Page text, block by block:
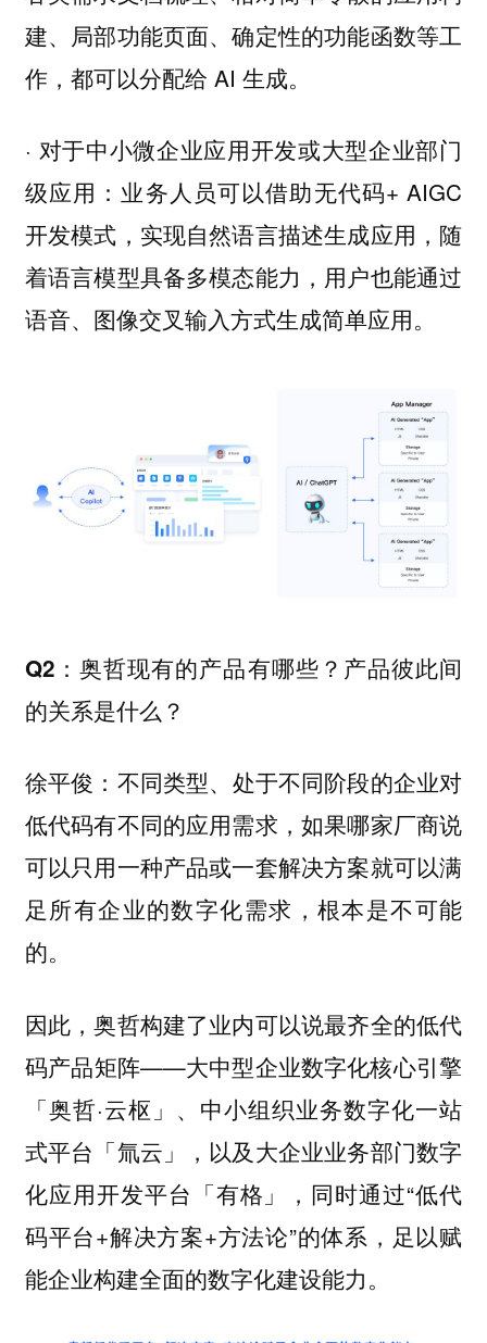
建、局部功能页面、确定性的功能函数等工
作，都可以分配给 AI 生成。
· 对于中小微企业应用开发或大型企业部门
级应用：业务人员可以借助无代码+ AIGC
开发模式，实现自然语言描述生成应用，随
着语言模型具备多模态能力，用户也能通过
语音、图像交叉输入方式生成简单应用。
Q2：奥哲现有的产品有哪些？产品彼此间
的关系是什么？
徐平俊： 不同类型、处于不同阶段的企业对
低代码有不同的应用需求，如果哪家厂商说
可以只用一种产品或一套解决方案就可以满
足所有企业的数字化需求，根本是不可能
的。
因此，奥哲构建了业内可以说最齐全的低代
码产品矩阵——大中型企业数字化核心引擎
「奥哲·云枢」、中小组织业务数字化一站
式平台「氚云」，以及大企业业务部门数字
化应用开发平台「有格」，同时通过“低代
码平台+解决方案+方法论”的体系，足以赋
能企业构建全面的数字化建设能力。